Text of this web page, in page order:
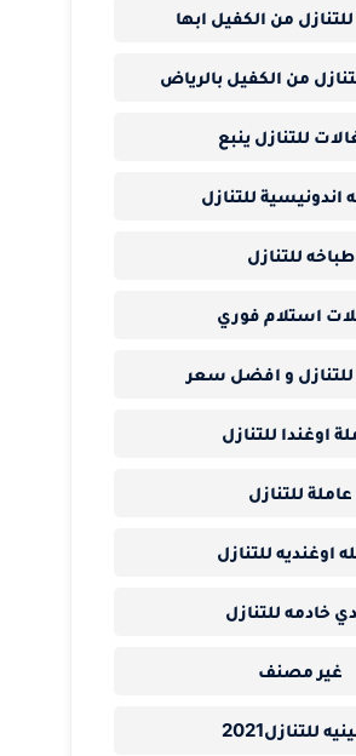
من الكفيل ابها
من الكفيل بالرياض
للتنازل ينبع
اندونيسية للتنازل
طباخه للتنازل
استلام فوري
للتنازل و افضل سعر
اوغندا للتنازل
عاملة للتنازل
اوغنديه للتنازل
خادمه للتنازل
غير مصنف
للتنازل2021